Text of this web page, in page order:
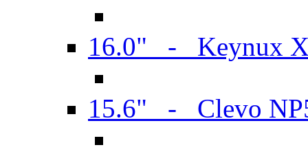
16.0" - Keynux
15.6" - Clevo